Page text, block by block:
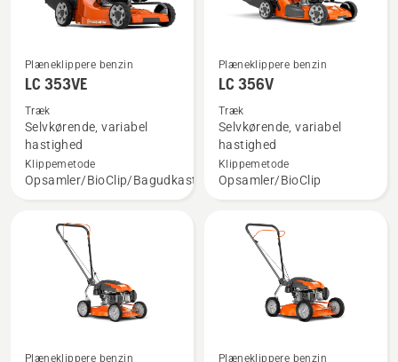
Se
flere
detaljer
om
LC 353VE
Plæneklippere benzin
LC 353VE
Træk
Selvkørende, variabel
hastighed
Klippemetode
Opsamler/BioClip/Bagudkast
Se
flere
detaljer
om
LC 356V
Plæneklippere benzin
LC 356V
Træk
Selvkørende, variabel
hastighed
Klippemetode
Opsamler/BioClip
SePlæneklippere benzin SePlæneklippere benzin